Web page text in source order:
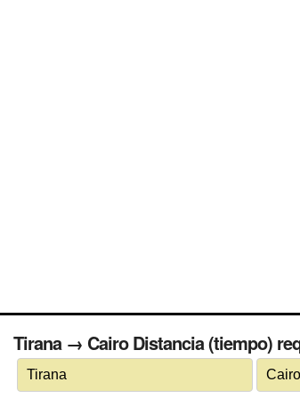
Tirana → Cairo Distancia (tiempo)